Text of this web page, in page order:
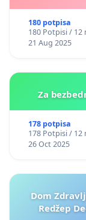
180 potpisa
180 Potpisi / 12
21 Aug 2025
Za
178 potpisa
178 Potpisi / 12
26 Oct 2025
Dom
Redžep